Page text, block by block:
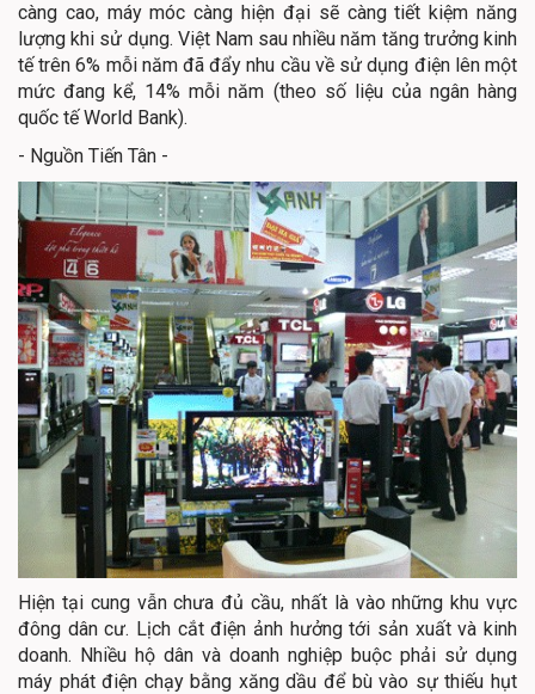
càng cao, máy móc càng hiện đại sẽ càng tiết kiệm năng
lượng khi sử dụng. Việt Nam sau nhiều năm tăng trưởng kinh
tế trên 6% mỗi năm đã đẩy nhu cầu về sử dụng điện lên một
mức đang kể, 14% mỗi năm (theo số liệu của ngân hàng
quốc tế World Bank).
- Nguồn Tiến Tân -
Hiện tại cung vẫn chưa đủ cầu, nhất là vào những khu vực
đông dân cư. Lịch cắt điện ảnh hưởng tới sản xuất và kinh
doanh. Nhiều hộ dân và doanh nghiệp buộc phải sử dụng
máy phát điện chạy bằng xăng dầu để bù vào sự thiếu hụt